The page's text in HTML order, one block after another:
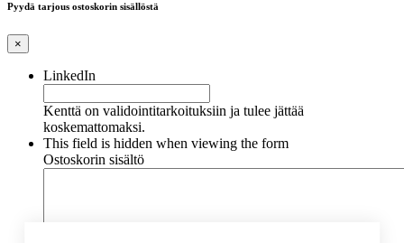
Pyydä tarjous ostoskorin sisällöstä
×
LinkedIn
Kenttä on validointitarkoituksiin ja tulee jättää
koskemattomaksi.
This field is hidden when viewing the form
Ostoskorin sisältö